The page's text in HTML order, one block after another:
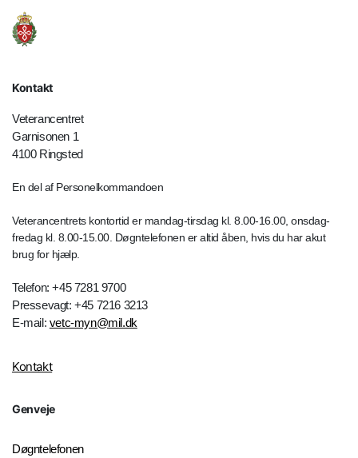
Kontakt
Veterancentret
Garnisonen 1
4100 Ringsted
En del af Personelkommandoen
Veterancentrets kontortid er mandag-tirsdag kl. 8.00-16.00, onsdag-
fredag kl. 8.00-15.00. Døgntelefonen er altid åben, hvis du har akut
brug for hjælp.
Telefon: +45 7281 9700
Pressevagt: +45 7216 3213
E-mail: vetc-myn@mil.dk
Kontakt
Genveje
Døgntelefonen